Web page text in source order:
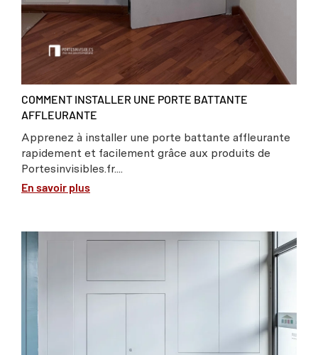
COMMENT INSTALLER UNE PORTE BATTANTE
AFFLEURANTE
Apprenez à installer une porte battante affleurante
rapidement et facilement grâce aux produits de
Portesinvisibles.fr....
En savoir plus